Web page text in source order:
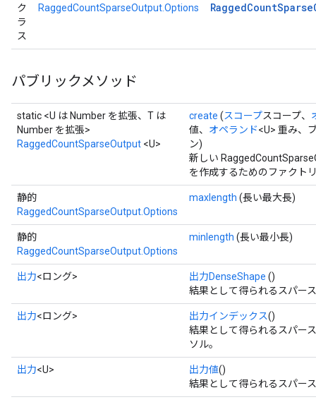
ク
ラ
ス
RaggedCountSparseOutput.Options RaggedCountSparse
パブリックメソッド
static <U は Number を拡張、T は
Number を拡張>
RaggedCountSparseOutput <U>
create (スコープスコープ、
値、 オペランド<U> 重み、
ン)
新しい
を作成するためのファクト
静的
RaggedCountSparseOutput.Options
maxlength (長い最大長)
静的
RaggedCountSparseOutput.Options
minlength (長い最小長)
出力<ロング> 出力DenseShape ()
結果として得られるスパー
出力<ロング> 出力インデックス()
結果として得られるスパー
ソル。
出力<U> 出力値()
結果として得られるスパー